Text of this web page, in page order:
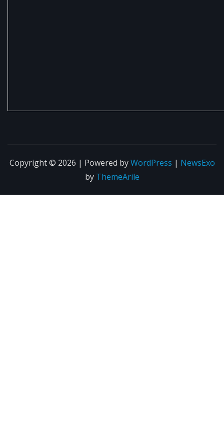
Copyright © 2026 | Powered byWordPress | NewsExo
by ThemeArile